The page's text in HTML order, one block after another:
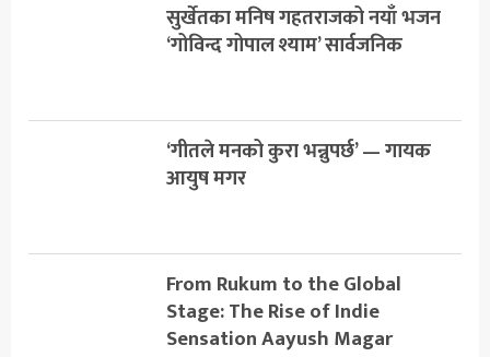
सुर्खेतका मनिष गहतराजको नयाँ भजन
‘गोविन्द गोपाल श्याम’ सार्वजनिक
‘गीतले मनको कुरा भन्नुपर्छ’ — गायक
आयुष मगर
From Rukum to the Global
Stage: The Rise of Indie
Sensation Aayush Magar